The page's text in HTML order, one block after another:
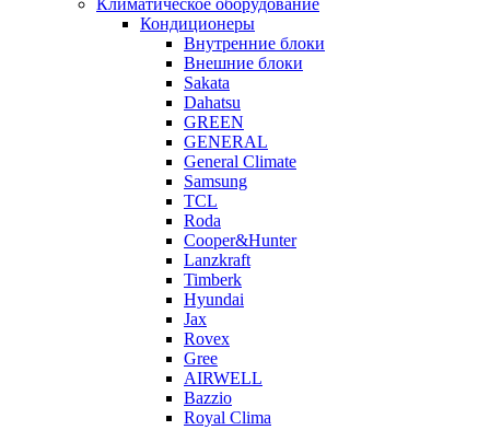
Климатическое оборудование
Кондиционеры
Внутренние блоки
Внешние блоки
Sakata
Dahatsu
GREEN
GENERAL
General Climate
Samsung
TCL
Roda
Cooper&Hunter
Lanzkraft
Timberk
Hyundai
Jax
Rovex
Gree
AIRWELL
Bazzio
Royal Clima